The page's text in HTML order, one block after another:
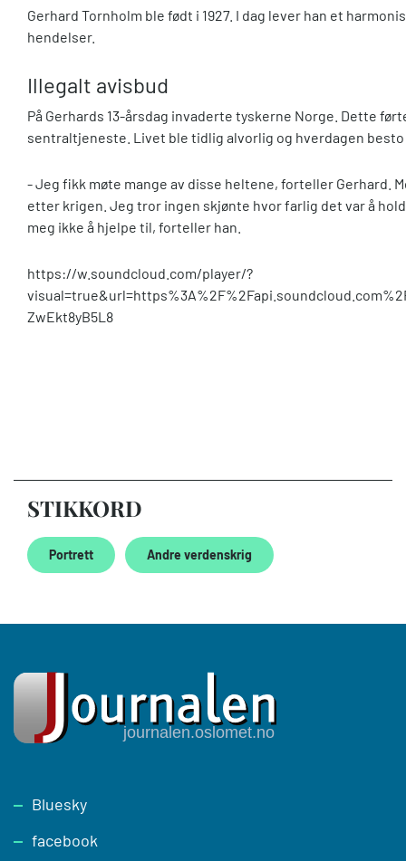
Gerhard Tornholm ble født i 1927. I dag lever han et
hendelser.
Illegalt avisbud
På Gerhards 13-årsdag invaderte tyskerne Norge. Dette
sentraltjeneste. Livet ble tidlig alvorlig og hverdagen
- Jeg fikk møte mange av disse heltene, forteller Gerhard.
etter krigen. Jeg tror ingen skjønte hvor farlig det var å
meg ikke å hjelpe til, forteller han.
https://w.soundcloud.com/player/?
ZwEkt8yB5L8
STIKKORD
Portrett Andre verdenskrig
Footer
Bluesky
facebook